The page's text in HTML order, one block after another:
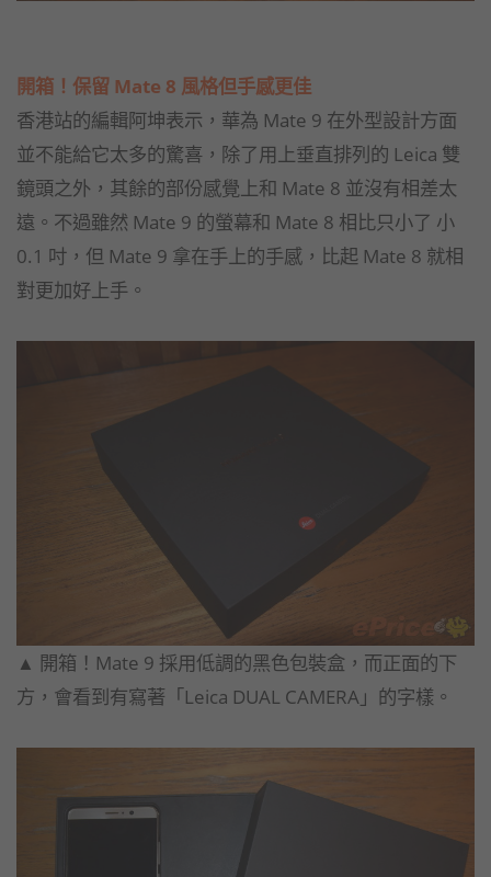
開箱！保留 Mate 8 風格但手感更佳
香港站的編輯阿坤表示，華為 Mate 9 在外型設計方面
並不能給它太多的驚喜，除了用上垂直排列的 Leica 雙
鏡頭之外，其餘的部份感覺上和 Mate 8 並沒有相差太
遠。不過雖然 Mate 9 的螢幕和 Mate 8 相比只小了 小
0.1 吋，但 Mate 9 拿在手上的手感，比起 Mate 8 就相
對更加好上手。
▲ 開箱！Mate 9 採用低調的黑色包裝盒，而正面的下
方，會看到有寫著「Leica DUAL CAMERA」的字樣。